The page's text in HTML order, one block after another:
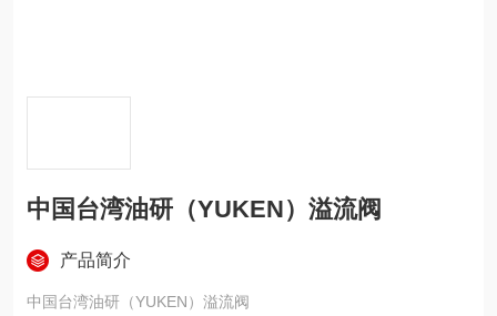
中国台湾油研（YUKEN）溢流阀
产品简介
中国台湾油研（YUKEN）溢流阀